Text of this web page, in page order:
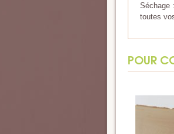
Séchage
toutes
POUR